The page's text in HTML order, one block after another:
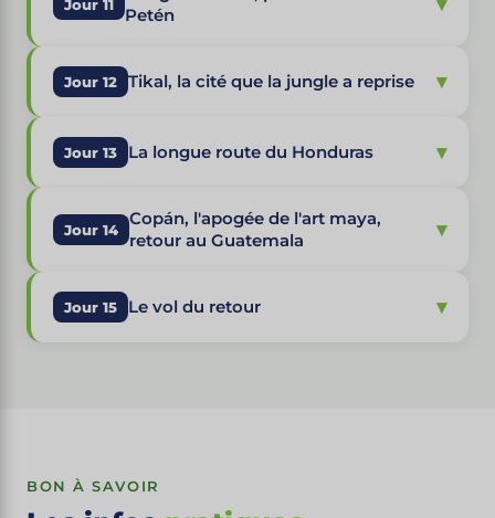
Jour 11
Petén
Jour 12 Tikal, la cité que la jungle a reprise ▾
Jour 13 La longue route du Honduras ▾
Jour 14
Copán, l'apogée de l'art maya,
retour au Guatemala
▾
Jour 15 Le vol du retour ▾
BON À SAVOIR